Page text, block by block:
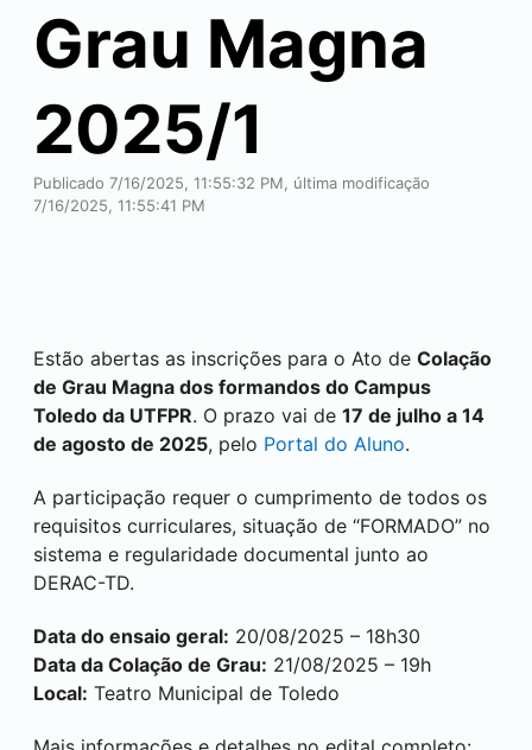
Grau Magna
2025/1
Publicado 7/16/2025, 11:55:32 PM, última modificação
7/16/2025, 11:55:41 PM
Estão abertas as inscrições para o Ato de Colação
de Grau Magna dos formandos do Campus
Toledo da UTFPR. O prazo vai de 17 de julho a 14
de agosto de 2025, pelo Portal do Aluno.
A participação requer o cumprimento de todos os
requisitos curriculares, situação de “FORMADO” no
sistema e regularidade documental junto ao
DERAC-TD.
Data do ensaio geral: 20/08/2025 – 18h30
Data da Colação de Grau: 21/08/2025 – 19h
Local: Teatro Municipal de Toledo